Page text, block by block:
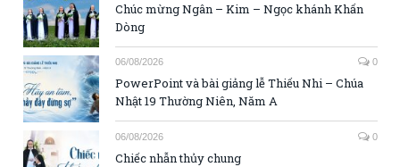
Chúc mừng Ngân – Kim – Ngọc khánh Khấn
Dòng
06/08/2026 0
PowerPoint và bài giảng lễ Thiếu Nhi – Chúa
Nhật 19 Thường Niên, Năm A
06/08/2026 0
Chiếc nhẫn thủy chung